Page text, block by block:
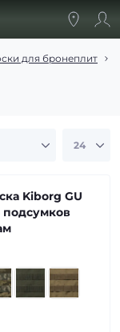
для бронеплит
Kiborg GU
подсумков